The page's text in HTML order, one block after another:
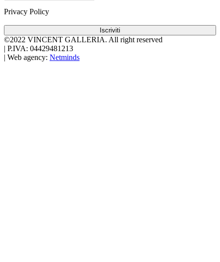
Privacy Policy
Iscriviti
©2022 VINCENT GALLERIA. All right reserved
P.IVA: 04429481213
Web agency: Netminds